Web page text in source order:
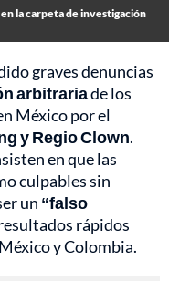
la carpeta de investigación
graves denuncias
arbitrariade los
México por el
y Regio Clown.
en que las
culpables sin
un “falso
rápidos
y Colombia.